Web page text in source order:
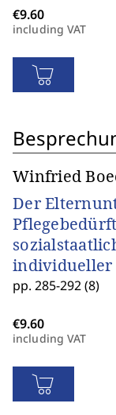
including VAT
Winfried
Der
individueller
pp. 285-292 (8)
including VAT